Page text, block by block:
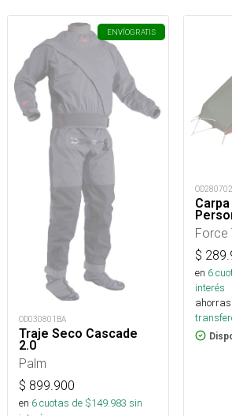
ENVÍOGRATIS
OD030801BA
Traje Seco Cascade
2.0
Palm
$ 899.900
en 6cuotas de $149.983 sin
Force
$
en 6
interés
ahorras